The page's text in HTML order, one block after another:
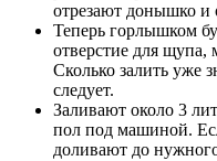
отрезают донышко и
Теперь горлышком
отверстие для щупа,
Сколько залить уже
следует.
Заливают около 3
пол под машиной.
доливают до